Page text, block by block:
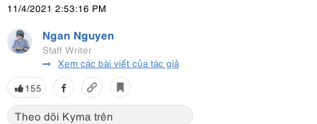
11/4/2021 2:53:16 PM
Ngan Nguyen
Staff Writer
Xem các bài viết của tác giả
155
Theo dõi Kyma trên